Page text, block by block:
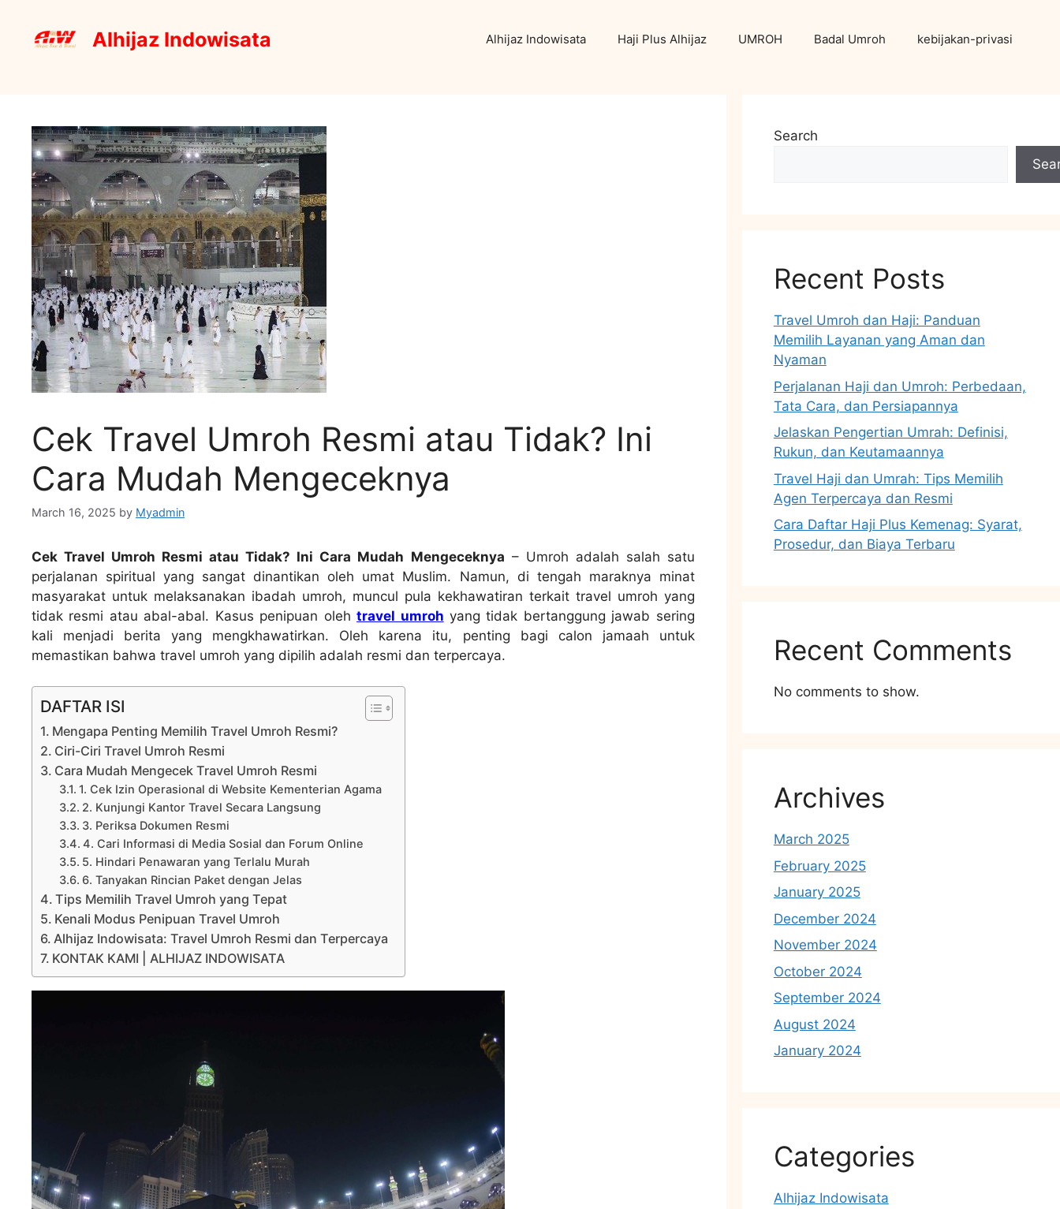
content
Alhijaz Indowisata Alhijaz Indowisata Haji Plus Alhijaz UMROH Badal Umroh kebijakan-privasi
Cek Travel Umroh Resmi atau Tidak? Ini
Cara Mudah Mengeceknya
March 16, 2025 by Myadmin
Cek Travel Umroh Resmi atau Tidak? Ini Cara Mudah Mengeceknya – Umroh adalah salah satu
perjalanan spiritual yang sangat dinantikan oleh umat Muslim. Namun, di tengah maraknya minat
masyarakat untuk melaksanakan ibadah umroh, muncul pula kekhawatiran terkait travel umroh yang
tidak resmi atau abal-abal. Kasus penipuan olehtravel umroh yang tidak bertanggung jawab sering
kali menjadi berita yang mengkhawatirkan. Oleh karena itu, penting bagi calon jamaah untuk
memastikan bahwa travel umroh yang dipilih adalah resmi dan terpercaya.
DAFTAR ISI
Mengapa Penting Memilih Travel Umroh Resmi?
Ciri-Ciri Travel Umroh Resmi
Cara Mudah Mengecek Travel Umroh Resmi
1. Cek Izin Operasional di Website Kementerian Agama
2. Kunjungi Kantor Travel Secara Langsung
3. Periksa Dokumen Resmi
4. Cari Informasi di Media Sosial dan Forum Online
5. Hindari Penawaran yang Terlalu Murah
6. Tanyakan Rincian Paket dengan Jelas
Tips Memilih Travel Umroh yang Tepat
Kenali Modus Penipuan Travel Umroh
Alhijaz Indowisata: Travel Umroh Resmi dan Terpercaya
KONTAK KAMI | ALHIJAZ INDOWISATA
Search
Recent Posts
Travel Umroh dan Haji: Panduan
Memilih Layanan yang Aman dan
Nyaman
Perjalanan Haji dan Umroh: Perbedaan,
Tata Cara, dan Persiapannya
Jelaskan Pengertian Umrah: Definisi,
Rukun, dan Keutamaannya
Travel Haji dan Umrah: Tips Memilih
Agen Terpercaya dan Resmi
Cara Daftar Haji Plus Kemenag: Syarat,
Prosedur, dan Biaya Terbaru
Recent Comments
No comments to show.
Archives
March 2025
February 2025
January 2025
December 2024
November 2024
October 2024
September 2024
August 2024
January 2024
Categories
Alhijaz Indowisata